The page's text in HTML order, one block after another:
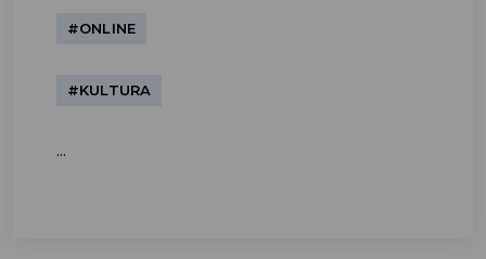
#ONLINE
#KULTURA
...